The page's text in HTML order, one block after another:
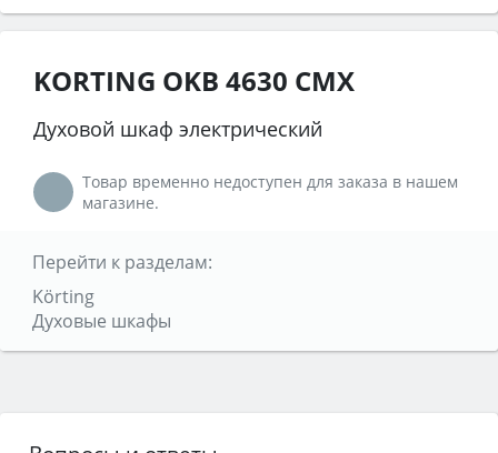
KORTING OKB 4630 CMX
Духовой шкаф электрический
Товар временно недоступен для заказа в нашем
магазине.
Перейти к разделам:
Körting
Духовые шкафы